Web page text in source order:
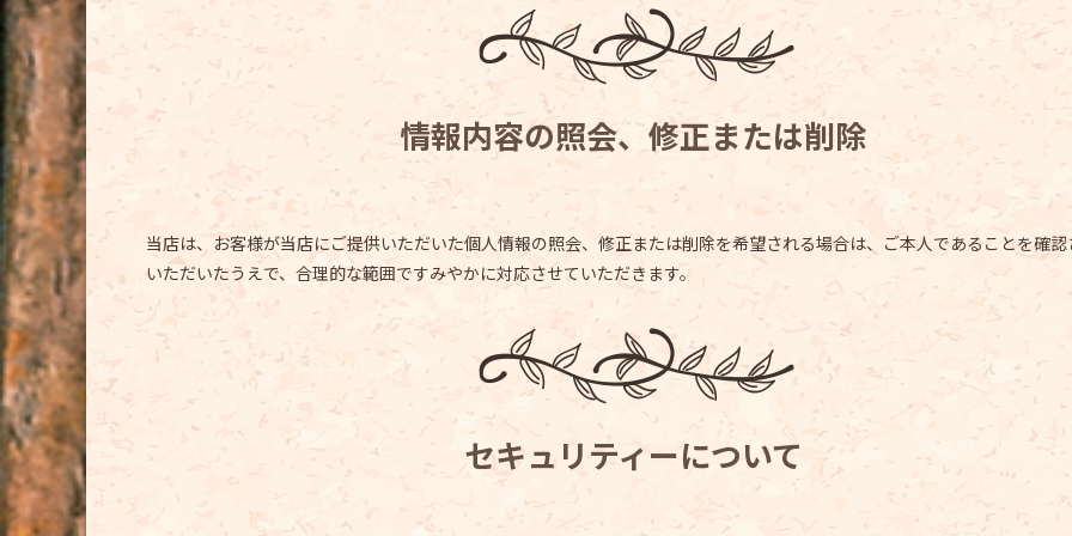
情報内容の照会、修正または削除
当店は、お客様が当店にご提供いただいた個人情報の照会、修正または削除を希望される場合は、ご本人であることを確
いただいたうえで、合理的な範囲ですみやかに対応させていただきます。
セキュリティーについて